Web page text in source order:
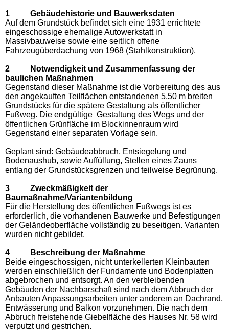
1 Gebäudehistorie und Bauwerksdaten
Auf dem Grundstück befindet sich eine 1931 errichtete
eingeschossige ehemalige Autowerkstatt in
Massivbauweise sowie eine seitlich offene
Fahrzeugüberdachung von 1968 (Stahlkonstruktion).
2 Notwendigkeit und Zusammenfassung der
baulichen Maßnahmen
Gegenstand dieser Maßnahme ist die Vorbereitung des aus
den angekauften Teilflächen entstandenen 5,50 m breiten
Grundstücks für die spätere Gestaltung als öffentlicher
Fußweg. Die endgültige Gestaltung des Wegs und der
öffentlichen Grünfläche im Blockinnenraum wird
Gegenstand einer separaten Vorlage sein.
Geplant sind: Gebäudeabbruch, Entsiegelung und
Bodenaushub, sowie Auffüllung, Stellen eines Zauns
entlang der Grundstücksgrenzen und teilweise Begrünung.
3 Zweckmäßigkeit der
Baumaßnahme/Variantenbildung
Für die Herstellung des öffentlichen Fußwegs ist es
erforderlich, die vorhandenen Bauwerke und Befestigungen
der Geländeoberfläche vollständig zu beseitigen. Varianten
wurden nicht gebildet.
4 Beschreibung der Maßnahme
Beide eingeschossigen, nicht unterkellerten Kleinbauten
werden einschließlich der Fundamente und Bodenplatten
abgebrochen und entsorgt. An den verbleibenden
Gebäuden der Nachbarschaft sind nach dem Abbruch der
Anbauten Anpassungsarbeiten unter anderem an Dachrand,
Entwässerung und Balkon vorzunehmen. Die nach dem
Abbruch freistehende Giebelfläche des Hauses Nr. 58 wird
verputzt und gestrichen.